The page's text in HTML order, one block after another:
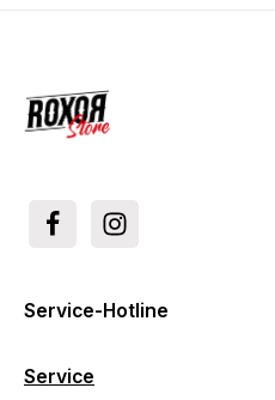
Service-Hotline
Service